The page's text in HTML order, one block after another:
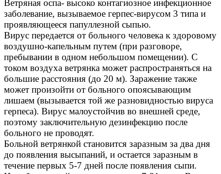
Ветряная оспа- высоко контагиозное инфекционное
заболевание, вызываемое герпес-вирусом 3 типа и
проявляющееся папуллезной сыпью.
Вирус передается от больного человека к здоровому
воздушно-капельным путем (при разговоре,
пребывании в одном небольшом помещении). С
током воздуха ветрянка может распространяться на
большие расстояния (до 20 м). Заражение также
может произойти от больного опоясывающим
лишаем (вызывается той же разновидностью вируса
герпеса). Вирус малоустойчив во внешней среде,
поэтому заключительную дезинфекцию после
больного не проводят.
Больной ветрянкой становится заразным за два дня
до появления высыпаний, и остается заразным в
течение первых 5-7 дней после появления сыпи.